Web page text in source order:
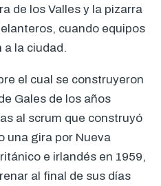
de los Valles y la pizarra
cuando equipos
a la ciudad.
el cual se construyeron
Gales de los años
al scrum que construyó
una gira por Nueva
e irlandés en 1959,
al final de sus días